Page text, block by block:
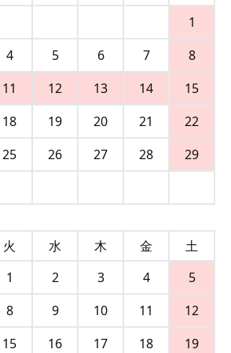
1
4 5 6 7
8
11 12 13 14
15
18 19 20 21
22
25 26 27 28
29
火 水 木 金
土
1
2 3 4
5
8 9 10 11
12
15 16 17 18
19